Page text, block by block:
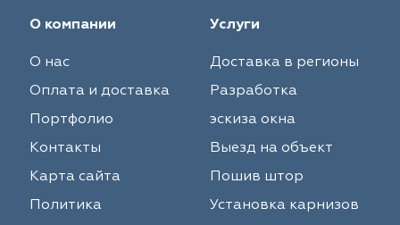
О компании
О нас
Оплата и доставка
Портфолио
Контакты
Карта сайта
Политика
Услуги
Доставка в регионы
Разработка
эскиза окна
Выезд на объект
Пошив штор
Установка карнизов